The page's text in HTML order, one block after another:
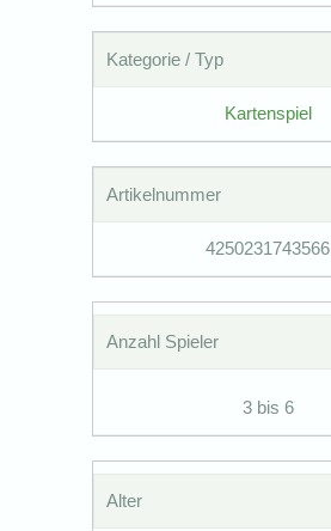
Kategorie / Typ
Kartenspiel
Artikelnummer
4250231743566
Anzahl Spieler
3 bis 6
Alter